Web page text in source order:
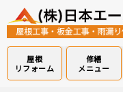
屋根
リフォーム
修繕
メニュー